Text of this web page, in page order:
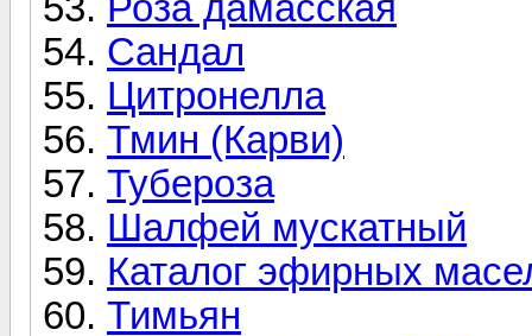
Сандал
Цитронелла
Тмин (Карви)
Тубероза
Шалфей мускатный
Каталог эфирных
Тимьян